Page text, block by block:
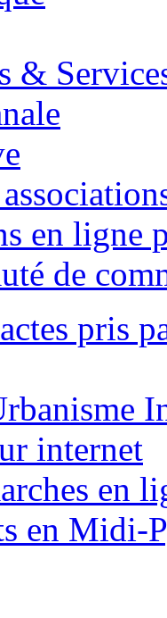
&
en ligne
de
pris
internet
en
en Midi-